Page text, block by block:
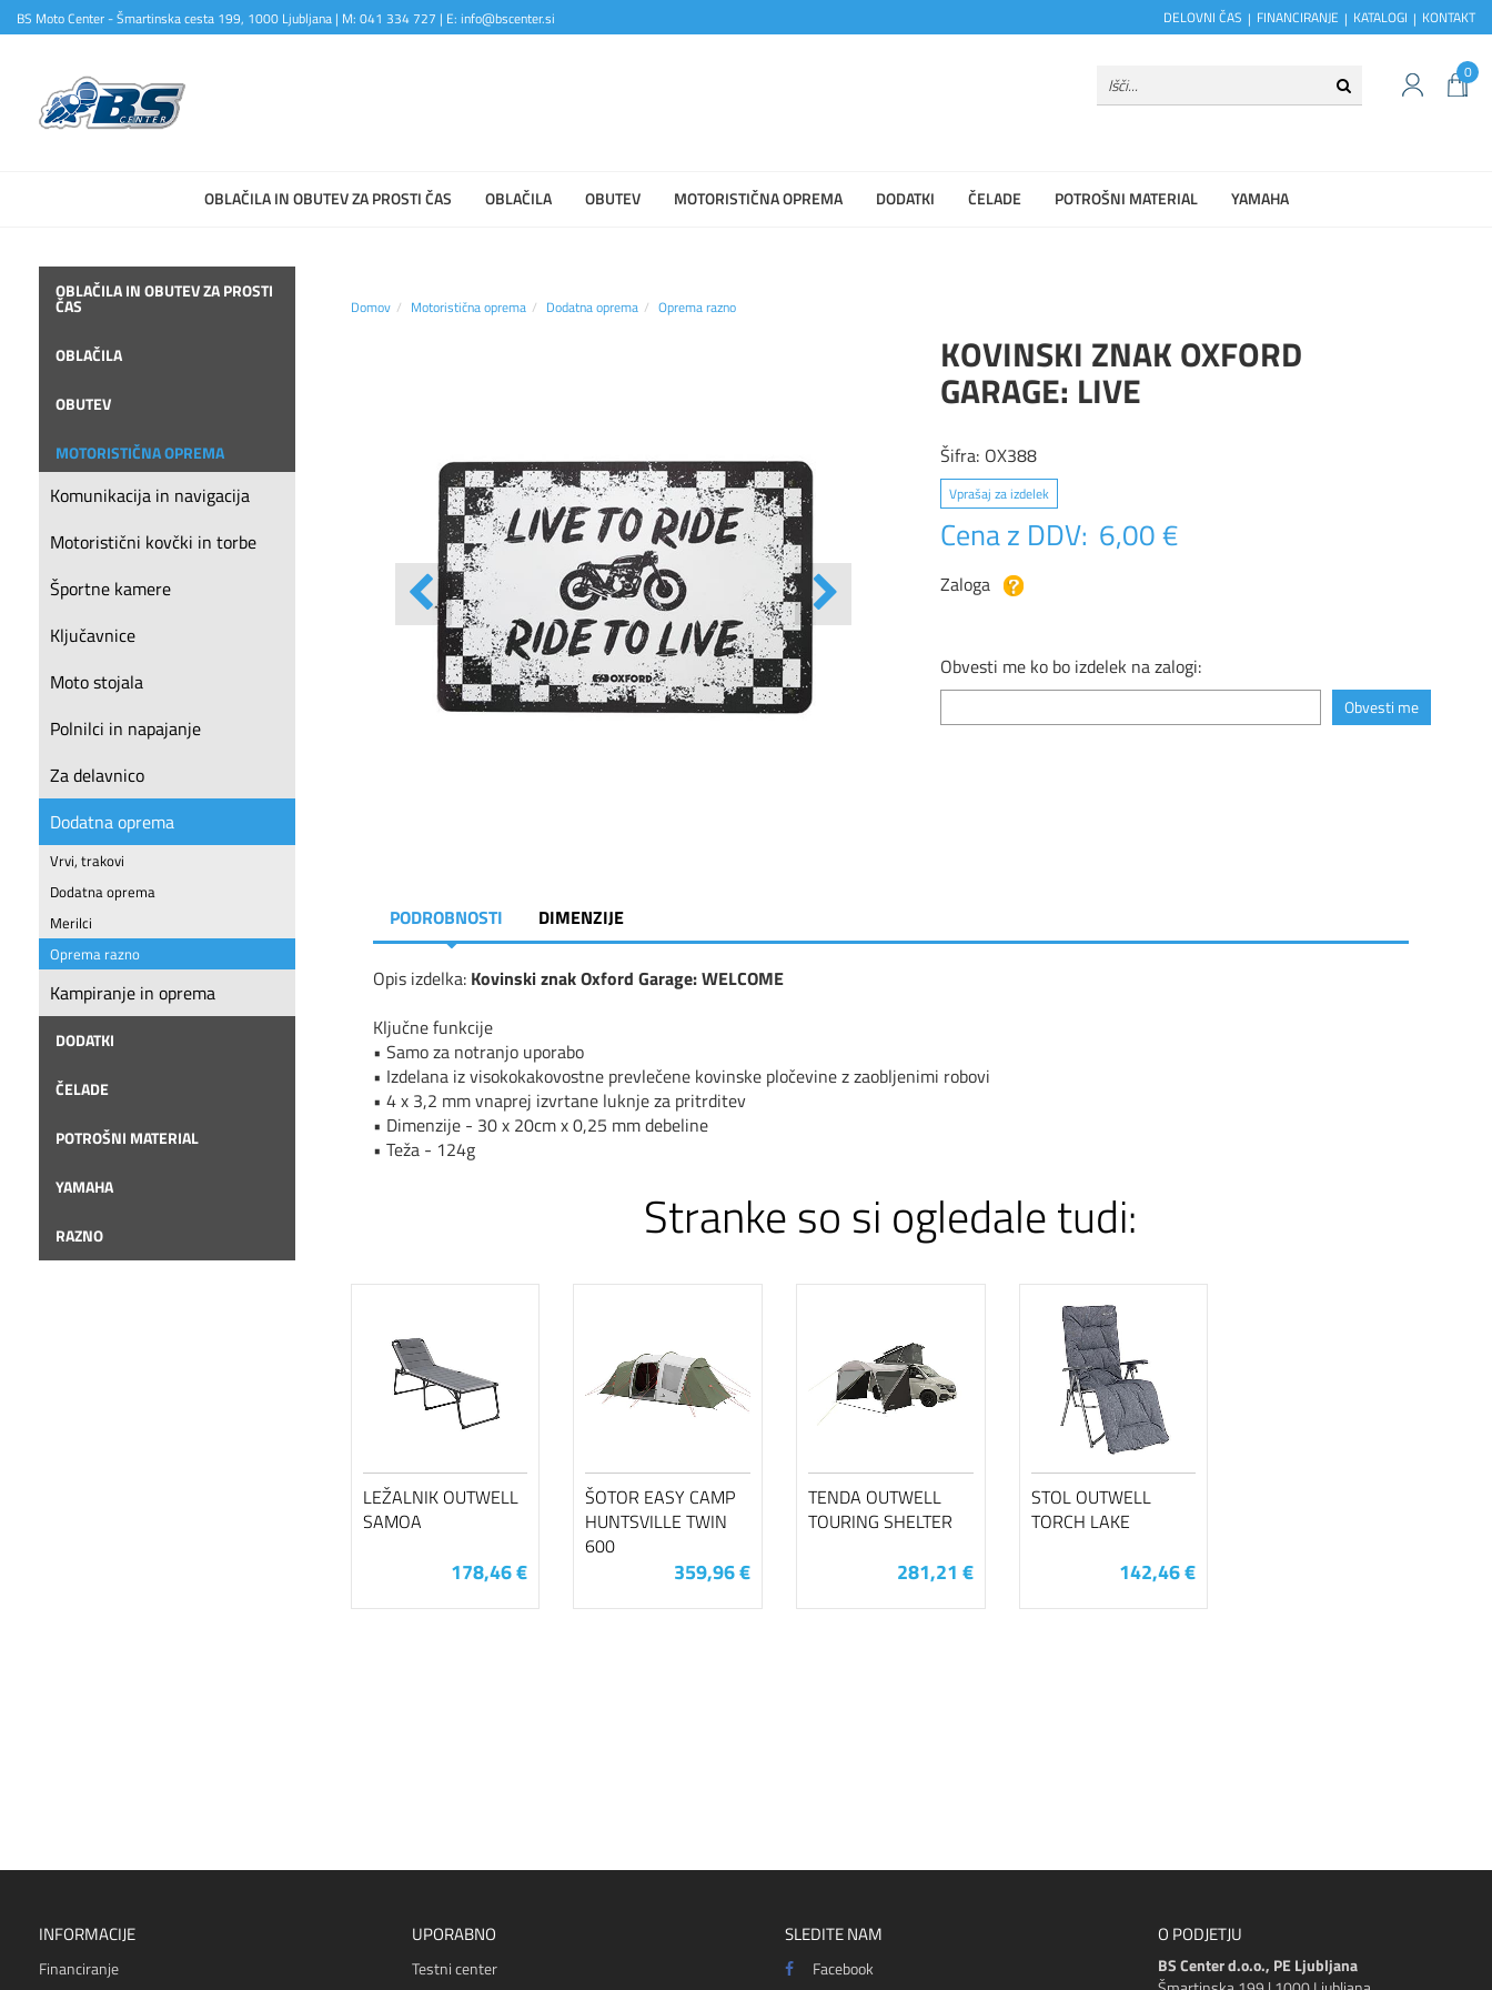
BS Moto Center - Šmartinska cesta 199, 1000 Ljubljana | M: 041 334 727 | E: info@bscenter.si DELOVNI ČAS FINANCIRANJE KATALOGI KONTAKT
0
OBLAČILA IN OBUTEV ZA PROSTI ČAS OBLAČILA OBUTEV MOTORISTIČNA OPREMA DODATKI ČELADE POTROŠNI MATERIAL YAMAHA
OBLAČILA IN OBUTEV ZA PROSTI
ČAS
OBLAČILA
OBUTEV
MOTORISTIČNA OPREMA
Komunikacija in navigacija
Motoristični kovčki in torbe
Športne kamere
Ključavnice
Moto stojala
Polnilci in napajanje
Za delavnico
Dodatna oprema
Vrvi, trakovi
Dodatna oprema
Merilci
Oprema razno
Kampiranje in oprema
DODATKI
ČELADE
POTROŠNI MATERIAL
YAMAHA
RAZNO
Domov Motoristična oprema Dodatna oprema Oprema razno
KOVINSKI ZNAK OXFORD
GARAGE: LIVE
Šifra: OX388
Vprašaj za izdelek
Cena z DDV: 6,00 €
Zaloga
Obvesti me ko bo izdelek na zalogi:
PODROBNOSTI DIMENZIJE
Opis izdelka: Kovinski znak Oxford Garage: WELCOME
Ključne funkcije
• Samo za notranjo uporabo
• Izdelana iz visokokakovostne prevlečene kovinske pločevine z zaobljenimi robovi
• 4 x 3,2 mm vnaprej izvrtane luknje za pritrditev
• Dimenzije - 30 x 20cm x 0,25 mm debeline
• Teža - 124g
Stranke so si ogledale tudi:
LEŽALNIK OUTWELL
SAMOA
178,46 €
ŠOTOR EASY CAMP
HUNTSVILLE TWIN
600
359,96 €
TENDA OUTWELL
TOURING SHELTER
281,21 €
STOL OUTWELL
TORCH LAKE
142,46 €
INFORMACIJE
Financiranje
UPORABNO
Testni center
SLEDITE NAM
Facebook
O PODJETJU
BS Center d.o.o., PE Ljubljana